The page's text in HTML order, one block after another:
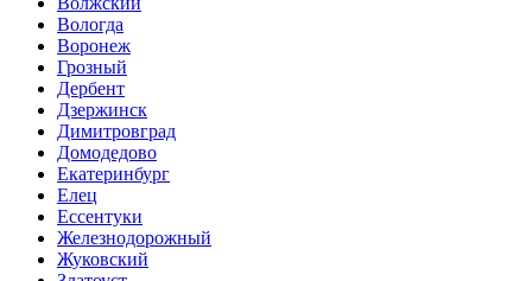
Вологда
Воронеж
Грозный
Дербент
Дзержинск
Димитровград
Домодедово
Екатеринбург
Елец
Ессентуки
Железнодорожный
Жуковский